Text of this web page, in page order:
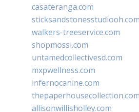
casateranga.com
sticksandstonesstudiooh.com
walkers-treeservice.com
shopmossi.com
untamedcollectivesd.com
mxpwellness.com
infernocanine.com
thepaperhousecollection.com
allisonwillisholley.com